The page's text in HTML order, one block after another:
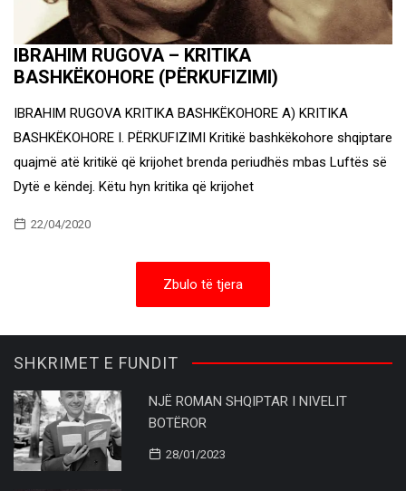
IBRAHIM RUGOVA – KRITIKA
BASHKËKOHORE (PËRKUFIZIMI)
IBRAHIM RUGOVA KRITIKA BASHKËKOHORE A) KRITIKA
BASHKËKOHORE I. PËRKUFIZIMI Kritikë bashkëkohore shqiptare
quajmë atë kritikë që krijohet brenda periudhës mbas Luftës së
Dytë e këndej. Këtu hyn kritika që krijohet
22/04/2020
Zbulo të tjera
SHKRIMET E FUNDIT
NJË ROMAN SHQIPTAR I NIVELIT
BOTËROR
28/01/2023